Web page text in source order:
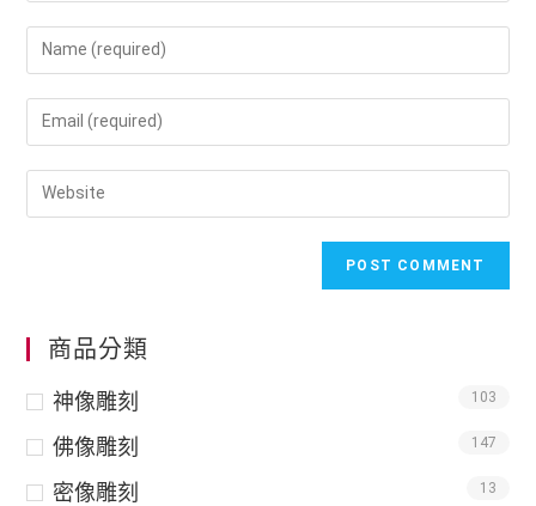
商品分類
神像雕刻 103
佛像雕刻 147
密像雕刻 13